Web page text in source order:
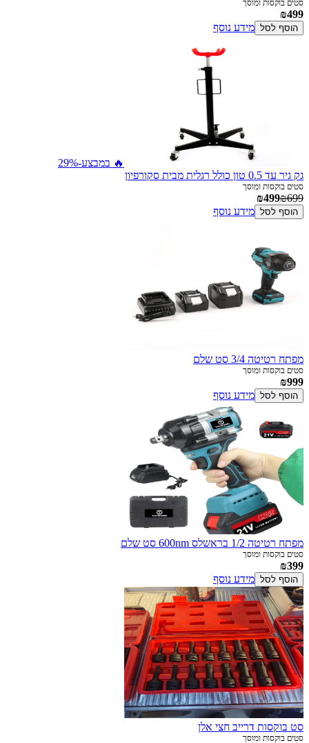
סטים בוקסות ומוסך
₪499
הוסף לסל מידע נוסף
🔥 במבצע-29%
גק גיר עד 0.5 טון כולל רגלית מבית סקורפיון
סטים בוקסות ומוסך
₪499₪699
הוסף לסל מידע נוסף
מפתח רטיטה 3/4 סט שלם
סטים בוקסות ומוסך
₪999
הוסף לסל מידע נוסף
מפתח רטיטה 1/2 בראשלס 600nm סט שלם
סטים בוקסות ומוסך
₪399
הוסף לסל מידע נוסף
סט בוקסות דרייב חצי אלן
סטים בוקסות ומוסך